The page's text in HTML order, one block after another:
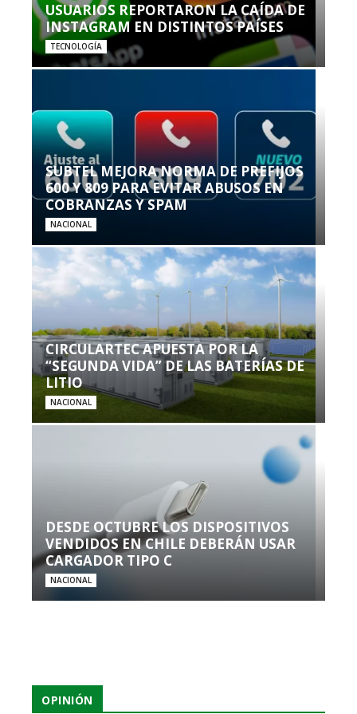
USUARIOS REPORTARON LA CAÍDA DE
INSTAGRAM EN DISTINTOS PAÍSES
TECNOLOGÍA
SUBTEL MEJORA NORMA DE PREFIJOS
600 Y 809 PARA EVITAR ABUSOS EN
COBRANZAS Y SPAM
NACIONAL
CIRCULARTEC APUESTA POR LA
“SEGUNDA VIDA” DE LAS BATERÍAS DE
LITIO
NACIONAL
DESDE OCTUBRE LOS DISPOSITIVOS
VENDIDOS EN CHILE DEBERÁN USAR
CARGADOR TIPO C
NACIONAL
OPINIÓN